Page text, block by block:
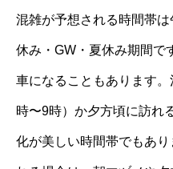
混雑が予想される時間帯
休み・GW・夏休み期間で
車になることもあります
時〜9時）か夕方頃に訪れ
化が美しい時間帯でもあ